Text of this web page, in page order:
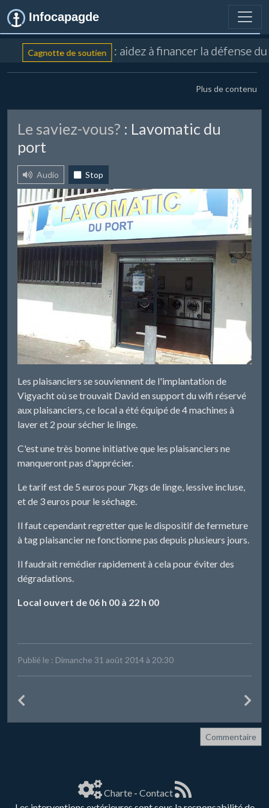
Infocapagde
Cagnotte de soutien : aidez à financer la défense
Plus de contenu
Le saviez-vous? : Lavomatic du
port
Audio Stop
Les plaisanciers se souviennent de l'implantation de
Vigyacht où se trouvait David en support du wifi réservé
aux plaisanciers, ce local a été équipé de 4 machines à
laver et 2 pour sécher le linge.
C'est une très bonne initiative que les plaisanciers ne
manqueront pas d'apprécier.
Le tarif est de 5 euros pour 7kgs de linge, lessive incluse,
et de 3 euros pour le séchage.
Il faut cependant regretter que le dispositif de fermeture
à tag plaisancier ne fonctionne pas depuis plusieurs jours.
Il faudrait remédier rapidement à cela pour éviter des
dégradations.
Local ouvert de 06 h 00 à 22 h 00
Publié le : Dimanche 31 août 2014 à 20:30
Commentaire
Charte- Contact